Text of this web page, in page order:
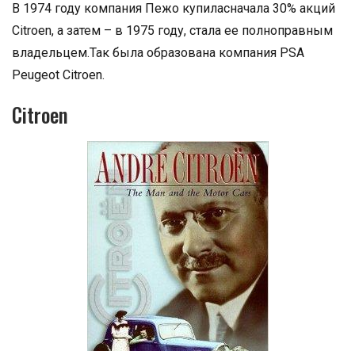
В 1974 году компания Пежо купиласначала 30% акций
Citroen, а затем – в 1975 году, стала ее полноправным
владельцем.Так была образована компания PSA
Peugeot Citroen.
Citroen